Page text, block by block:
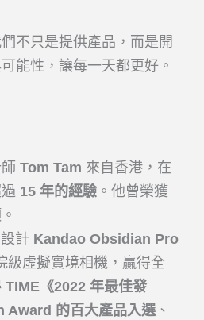
們不只是提供產品，而是開
能性，讓每一天都更好。
師Tom Tam 來自香港，在
15 年的經驗 。他曾榮獲
計 Kandao Obsidian Pro
虛擬實境相機，贏得全
TIME《2022 年最佳發
Award 的百大產品入選、